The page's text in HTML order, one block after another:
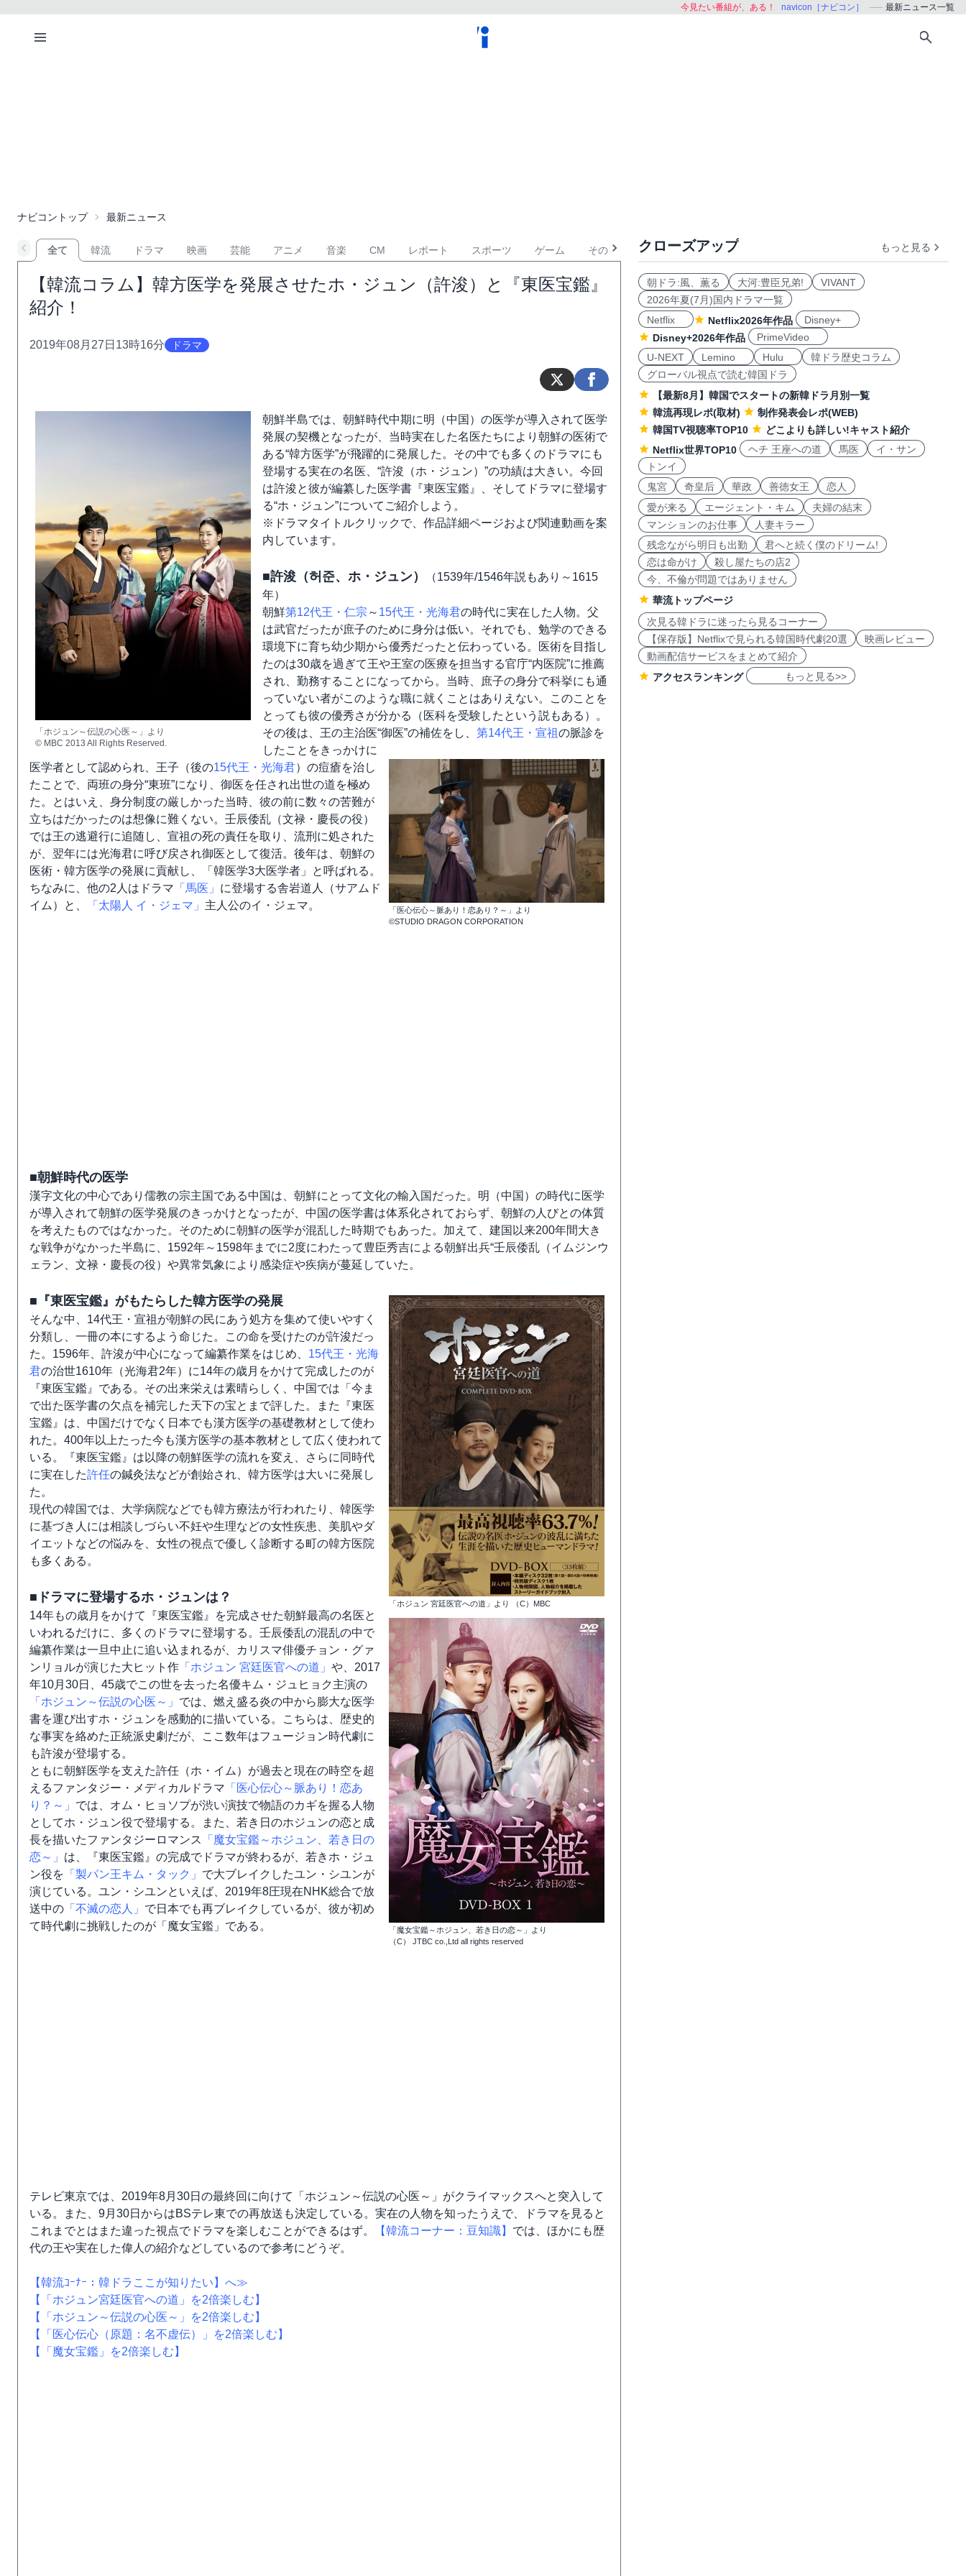
今見たい番組が、ある！ navicon［ナビコン］ 最新ニュース一覧
ナビコントップ 最新ニュース
全て 韓流 ドラマ 映画 芸能 アニメ 音楽 CM レポート スポーツ ゲーム その他
【韓流コラム】韓方医学を発展させたホ・ジュン（許浚）と『東医宝鑑』
紹介！
2019年08月27日13時16分 ドラマ
「ホジュン～伝説の心医～」より
© MBC 2013 All Rights Reserved.
朝鮮半島では、朝鮮時代中期に明（中国）の医学が導入されて医学
発展の契機となったが、当時実在した名医たちにより朝鮮の医術で
ある“韓方医学”が飛躍的に発展した。その中でも多くのドラマにも
登場する実在の名医、“許浚（ホ・ジュン）”の功績は大きい。今回
は許浚と彼が編纂した医学書『東医宝鑑』、そしてドラマに登場す
る“ホ・ジュン”についてご紹介しよう。
※ドラマタイトルクリックで、作品詳細ページおよび関連動画を案
内しています。
「医心伝心～脈あり！恋あり？～」より
©STUDIO DRAGON CORPORATION
■許浚（허준、ホ・ジュン）
（1539年/1546年説もあり～1615
年）
朝鮮第12代王・仁宗 ～ 15代王・光海君の時代に実在した人物。父
は武官だったが庶子のために身分は低い。それでも、勉学のできる
環境下に育ち幼少期から優秀だったと伝わっている。医術を目指し
たのは30歳を過ぎて王や王室の医療を担当する官庁“内医院”に推薦
され、勤務することになってから。当時、庶子の身分で科挙にも通
っていない者がこのような職に就くことはありえない。このことを
とっても彼の優秀さが分かる（医科を受験したという説もある）。
その後は、王の主治医“御医”の補佐をし、 第14代王・宣祖の脈診を
したことをきっかけに
医学者として認められ、王子（後の15代王・光海君）の痘瘡を治し
たことで、両班の身分“東班”になり、御医を任され出世の道を極め
た。とはいえ、身分制度の厳しかった当時、彼の前に数々の苦難が
立ちはだかったのは想像に難くない。壬辰倭乱（文禄・慶長の役）
では王の逃避行に追随し、宣祖の死の責任を取り、流刑に処された
が、翌年には光海君に呼び戻され御医として復活。後年は、朝鮮の
医術・韓方医学の発展に貢献し、「韓医学3大医学者」と呼ばれる。
ちなみに、他の2人はドラマ 「馬医」 に登場する舎岩道人（サアムド
イム）と、
「太陽人 イ・ジェマ」 主人公のイ・ジェマ。
■朝鮮時代の医学
漢字文化の中心であり儒教の宗主国である中国は、朝鮮にとって文化の輸入国だった。明（中国）の時代に医学
が導入されて朝鮮の医学発展のきっかけとなったが、中国の医学書は体系化されておらず、朝鮮の人びとの体質
を考えたものではなかった。そのために朝鮮の医学が混乱した時期でもあった。加えて、建国以来200年間大き
な戦争がなかった半島に、1592年～1598年までに2度にわたって豊臣秀吉による朝鮮出兵“壬辰倭乱（イムジンウ
ェラン、文禄・慶長の役）や異常気象により感染症や疾病が蔓延していた。
「ホジュン 宮廷医官への道」より （C）MBC
■『東医宝鑑』がもたらした韓方医学の発展
そんな中、14代王・宣祖が朝鮮の民にあう処方を集めて使いやすく
分類し、一冊の本にするよう命じた。この命を受けたのが許浚だっ
た。1596年、許浚が中心になって編纂作業をはじめ、 15代王・光海
君の治世1610年（光海君2年）に14年の歳月をかけて完成したのが
『東医宝鑑』である。その出来栄えは素晴らしく、中国では「今ま
で出た医学書の欠点を補完した天下の宝とまで評した。また『東医
宝鑑』は、中国だけでなく日本でも漢方医学の基礎教材として使わ
れた。400年以上たった今も漢方医学の基本教材として広く使われて
いる。『東医宝鑑』は以降の朝鮮医学の流れを変え、さらに同時代
に実在した許任の鍼灸法などが創始され、韓方医学は大いに発展し
た。
現代の韓国では、大学病院などでも韓方療法が行われたり、韓医学
に基づき人には相談しづらい不妊や生理などの女性疾患、美肌やダ
イエットなどの悩みを、女性の視点で優しく診断する町の韓方医院
も多くある。
「魔女宝鑑～ホジュン、若き日の恋～」より
（C） JTBC co.,Ltd all rights reserved
■ドラマに登場するホ・ジュンは？
14年もの歳月をかけて『東医宝鑑』を完成させた朝鮮最高の名医と
いわれるだけに、多くのドラマに登場する。壬辰倭乱の混乱の中で
編纂作業は一旦中止に追い込まれるが、カリスマ俳優チョン・グァ
ンリョルが演じた大ヒット作 「ホジュン 宮廷医官への道」 や、2017
年10月30日、45歳でこの世を去った名優キム・ジュヒョク主演の
「ホジュン～伝説の心医～」 では、燃え盛る炎の中から膨大な医学
書を運び出すホ・ジュンを感動的に描いている。こちらは、歴史的
な事実を絡めた正統派史劇だが、ここ数年はフュージョン時代劇に
も許浚が登場する。
ともに朝鮮医学を支えた許任（ホ・イム）が過去と現在の時空を超
えるファンタジー・メディカルドラマ 「医心伝心～脈あり！恋あ
り？～」 では、オム・ヒョソプが渋い演技で物語のカギを握る人物
としてホ・ジュン役で登場する。また、若き日のホジュンの恋と成
長を描いたファンタジーロマンス
「魔女宝鑑～ホジュン、若き日の
恋～」 は、『東医宝鑑』の完成でドラマが終わるが、若きホ・ジュ
ン役を 「製パン王キム・タック」 で大ブレイクしたユン・シユンが
演じている。ユン・シユンといえば、2019年8圧現在NHK総合で放
送中の 「不滅の恋人」 で日本でも再ブレイクしているが、彼が初め
て時代劇に挑戦したのが「魔女宝鑑」である。
テレビ東京では、2019年8月30日の最終回に向けて「ホジュン～伝説の心医～」がクライマックスへと突入して
いる。また、9月30日からはBSテレ東での再放送も決定している。実在の人物を知ったうえで、ドラマを見ると
これまでとはまた違った視点でドラマを楽しむことができるはず。
【韓流コーナー：豆知識】 では、ほかにも歴
代の王や実在した偉人の紹介などしているので参考にどうぞ。
【韓流ｺｰﾅｰ：韓ドラここが知りたい】へ≫
【「ホジュン宮廷医官への道」を2倍楽しむ】
【「ホジュン～伝説の心医～」を2倍楽しむ】
【「医心伝心（原題：名不虚伝）」を2倍楽しむ】
【「魔女宝鑑」を2倍楽しむ】
クローズアップ もっと見る
朝ドラ:風、薫る 大河:豊臣兄弟!
VIVANT
2026年夏(7月)国内ドラマ一覧
Netflix
Netflix2026年作品
Disney+
Disney+2026年作品
PrimeVideo
U-NEXT
Lemino Hulu
韓ドラ歴史コラム
グローバル視点で読む韓国ドラ
【最新8月】韓国でスタートの新韓ドラ月別一覧
韓流再現レポ(取材)
制作発表会レポ(WEB)
韓国TV視聴率TOP10
どこよりも詳しい!キャスト紹介
Netflix世界TOP10
ヘチ 王座への道 馬医
イ・サン
トンイ
鬼宮
奇皇后 華政 善徳女王
恋人
愛が来る
エージェント・キム
夫婦の結末
マンションのお仕事
人妻キラー
残念ながら明日も出勤
君へと続く僕のドリーム!
恋は命がけ
殺し屋たちの店2
今、不倫が問題ではありません
華流トップページ
次見る韓ドラに迷ったら見るコーナー
【保存版】Netflixで見られる韓国時代劇20選
映画レビュー
動画配信サービスをまとめて紹介
アクセスランキング
もっと見る>>